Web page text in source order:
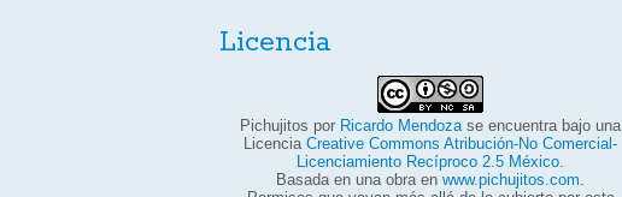
Licencia
Pichujitos por Ricardo Mendozase encuentra bajo una
Licencia Creative Commons Atribución-No Comercial-
Licenciamiento Recíproco 2.5 México.
Basada en una obra en www.pichujitos.com.